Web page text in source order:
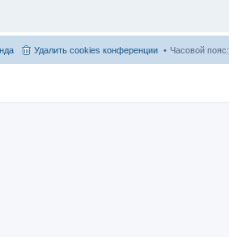
Часовой пояс:
Удалить cookies конференции